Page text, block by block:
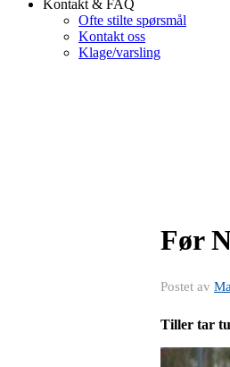
Kontakt & FAQ
Ofte stilte spørsmål
Kontakt oss
Klage/varsling
Før
Postet av
Tiller tar